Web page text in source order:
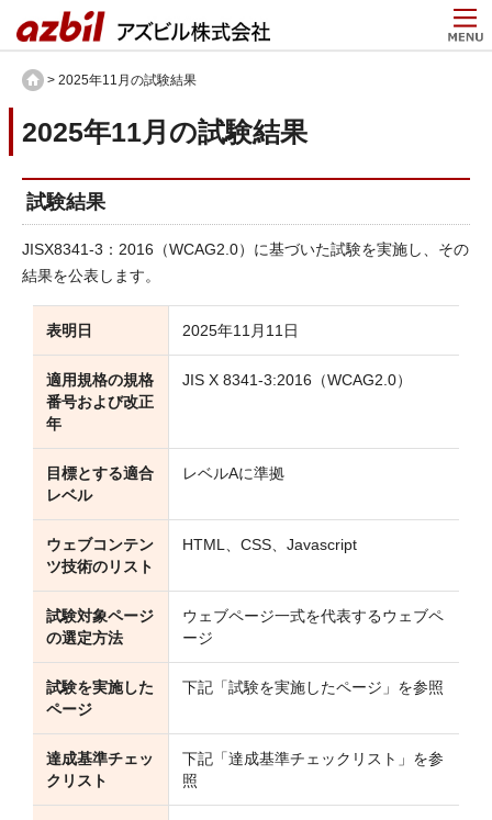
> 2025年11月の試験結果
2025年11月の試験結果
試験結果
JISX8341-3：2016（WCAG2.0）に基づいた試験を実施し、その
結果を公表します。
表明日 2025年11月11日
適用規格の規格
番号および改正
年
JIS X 8341-3:2016（WCAG2.0）
目標とする適合
レベル
レベルAに準拠
ウェブコンテン
ツ技術のリスト
HTML、CSS、Javascript
試験対象ページ
の選定方法
ウェブページ一式を代表するウェブペ
ージ
試験を実施した
ページ
下記「試験を実施したページ」を参照
達成基準チェッ
クリスト
下記「達成基準チェックリスト」を参
照